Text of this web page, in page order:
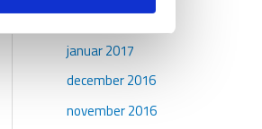
februar 2017
januar 2017
december 2016
november 2016